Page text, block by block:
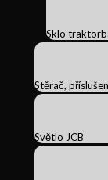
Sklo
Stěrač,
Světlo JCB